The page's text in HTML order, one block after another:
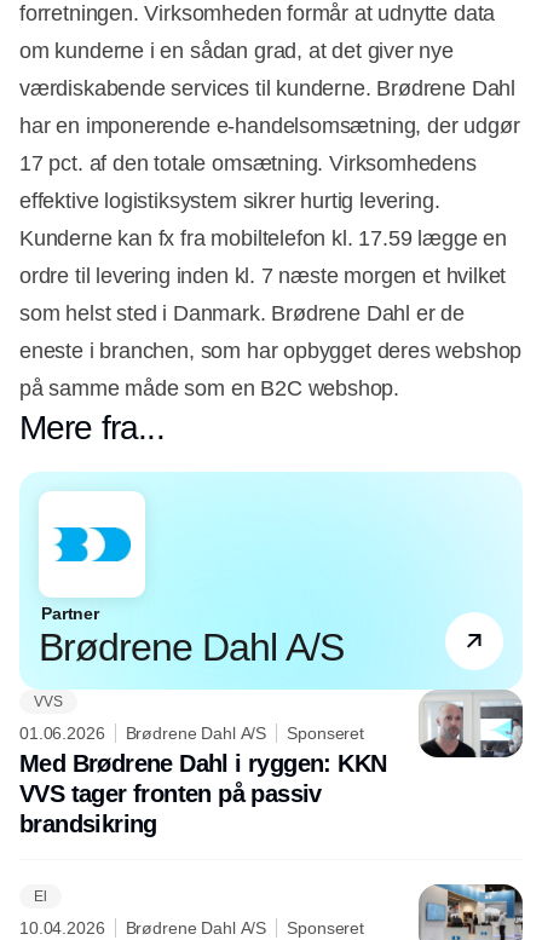
forretningen. Virksomheden formår at udnytte data
om kunderne i en sådan grad, at det giver nye
værdiskabende services til kunderne. Brødrene Dahl
har en imponerende e-handelsomsætning, der udgør
17 pct. af den totale omsætning. Virksomhedens
effektive logistiksystem sikrer hurtig levering.
Kunderne kan fx fra mobiltelefon kl. 17.59 lægge en
ordre til levering inden kl. 7 næste morgen et hvilket
som helst sted i Danmark. Brødrene Dahl er de
eneste i branchen, som har opbygget deres webshop
på samme måde som en B2C webshop.
Mere fra...
Partner
Brødrene Dahl A/S
VVS
01.06.2026 Brødrene Dahl A/S Sponseret
Med Brødrene Dahl i ryggen: KKN
VVS tager fronten på passiv
brandsikring
El
10.04.2026 Brødrene Dahl A/S Sponseret